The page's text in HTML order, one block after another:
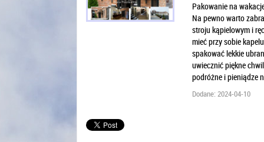
Pakowanie na
Na pewno warto
stroju kąpielowym i
mieć przy sobie
spakować lekkie
uwiecznić piękne
podróżne i pieniądze
Dodane: 2024-04-10